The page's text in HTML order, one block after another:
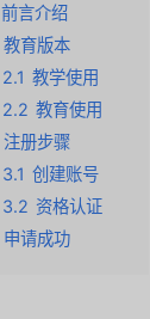
前言介绍
教育版本
2.1 教学使用
2.2 教育使用
注册步骤
3.1 创建账号
3.2 资格认证
申请成功